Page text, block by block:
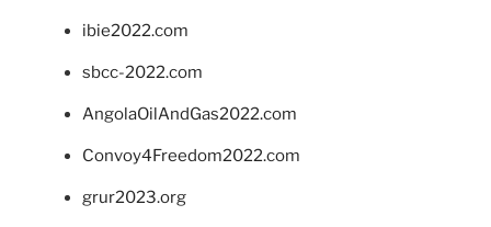
ibie2022.com
sbcc-2022.com
AngolaOilAndGas2022.com
Convoy4Freedom2022.com
grur2023.org